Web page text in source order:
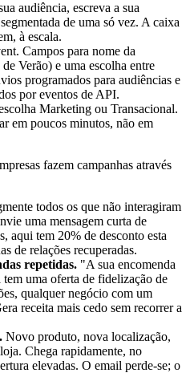
audiência, escreva a sua
de uma só vez. A caixa
à escala.
Marketing ou Transacional.
em poucos minutos, não em
fazem campanhas através
todos os que não interagiram
uma mensagem curta de
aqui tem 20% de desconto esta
de relações recuperadas.
repetidas. "A sua encomenda
uma oferta de fidelização de
qualquer negócio com um
receita mais cedo sem recorrer a
Novo produto, nova localização,
Chega rapidamente, no
elevadas. O email perde-se; o